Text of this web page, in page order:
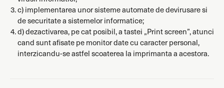
c) implementarea unor sisteme automate de devirusare si
de securitate a sistemelor informatice;
d) dezactivarea, pe cat posibil, a tastei „Print screen”, atunci
cand sunt afisate pe monitor date cu caracter personal,
interzicandu-se astfel scoaterea la imprimanta a acestora.